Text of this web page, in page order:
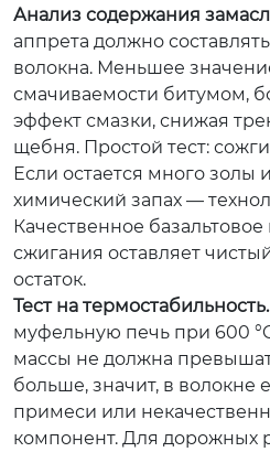
Анализ содержания
аппрета должно
волокна. Меньшее
смачиваемости битумом,
эффект смазки, снижая
щебня. Простой тест:
Если остается много золы
химический запах —
Качественное
сжигания оставляет
остаток.
Тест на термостабильность.
муфельную печь при 600
массы не должна
больше, значит, в волокне
примеси или
компонент. Для дорожных